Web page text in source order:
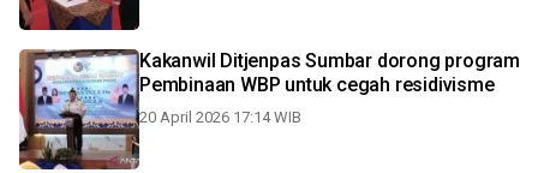
Kakanwil Ditjenpas Sumbar dorong program
Pembinaan WBP untuk cegah residivisme
20 April 2026 17:14 WIB